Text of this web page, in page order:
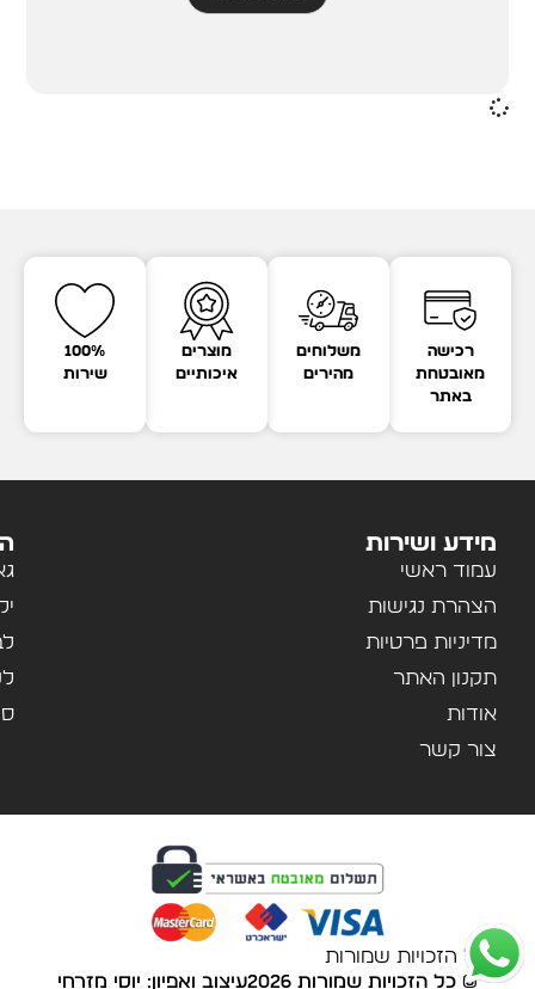
רכישה
מאובטחת
באתר
משלוחים
מהירים
מוצרים
איכותיים
100%
שירות
מידע ושירות
עמוד ראשי
הצהרת נגישות
מדיניות פרטיות
תקנון האתר
אודות
צור קשר
© כל הזכויות שמורות
© כל הזכויות שמורות 2026 עיצוב ואפיון: יוסי מזרחי